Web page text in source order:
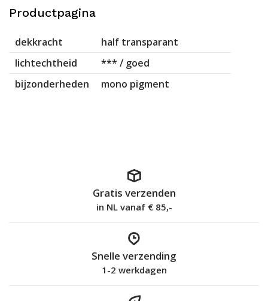
Productpagina
dekkracht
half transparant
lichtechtheid
*** / goed
bijzonderheden
mono pigment
Gratis verzenden
in NL vanaf € 85,-
Snelle verzending
1-2 werkdagen